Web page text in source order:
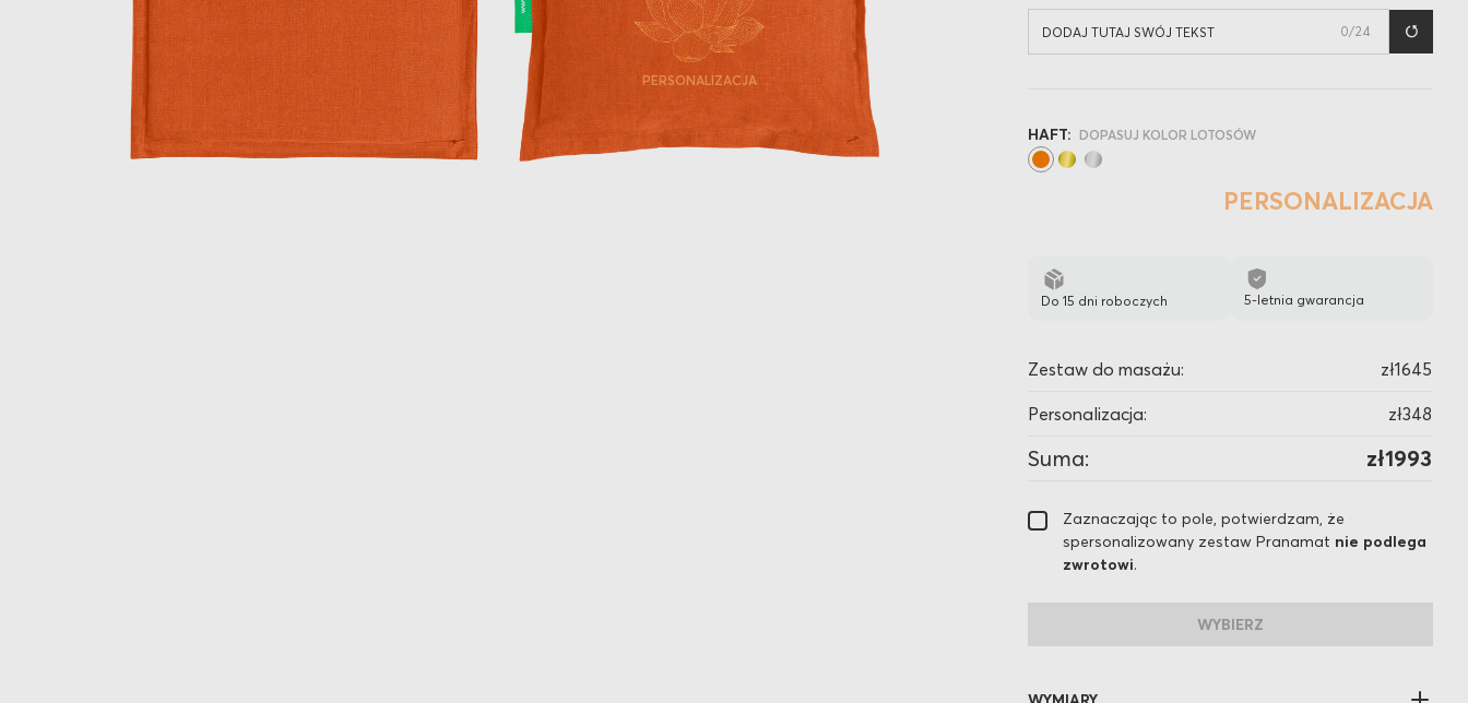
PERSONALIZACJA
0/24
HAFT: DOPASUJ KOLOR LOTOSÓW
PERSONALIZACJA
Do 15 dni roboczych 5-letnia gwarancja
Zestaw do masażu: zł1645
Personalizacja: zł348
Suma: zł1993
Zaznaczając to pole, potwierdzam, że
spersonalizowany zestaw Pranamat nie podlega
zwrotowi.
WYBIERZ